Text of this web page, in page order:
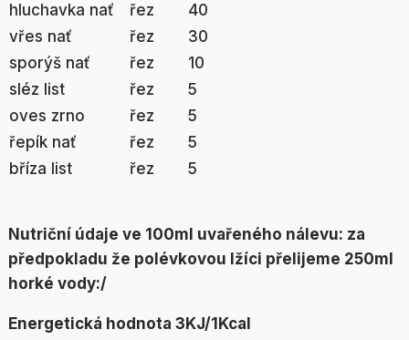
hluchavka nať
řez
40
vřes nať
řez
30
sporýš nať
řez
10
sléz list
řez
5
oves zrno
řez
5
řepík nať
řez
5
bříza list
řez 5
Nutriční údaje ve 100ml uvařeného nálevu: za
předpokladu že polévkovou lžíci přelijeme 250ml
horké vody:/
Energetická hodnota 3KJ/1Kcal